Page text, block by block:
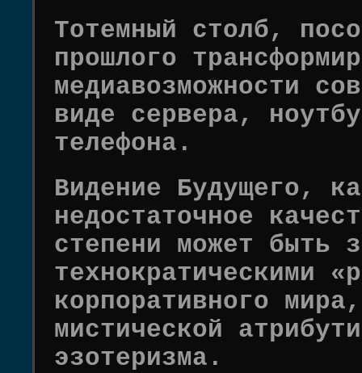
Тотемный столб,
прошлого
медиавозможности
виде сервера,
телефона.
Видение Будущего,
недостаточное
степени может быть
технократическими
корпоративного
мистической
эзотеризма.